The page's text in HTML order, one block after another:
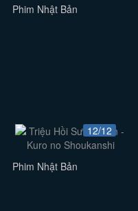
Phim Nhật Bản
12/12
Phim Nhật Bản